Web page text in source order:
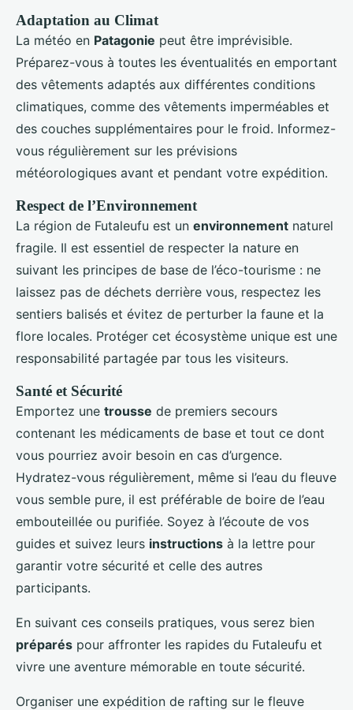
Adaptation au Climat
La météo en Patagonie peut être imprévisible.
Préparez-vous à toutes les éventualités en emportant
des vêtements adaptés aux différentes conditions
climatiques, comme des vêtements imperméables et
des couches supplémentaires pour le froid. Informez-
vous régulièrement sur les prévisions
météorologiques avant et pendant votre expédition.
Respect de l’Environnement
La région de Futaleufu est un environnement naturel
fragile. Il est essentiel de respecter la nature en
suivant les principes de base de l’éco-tourisme : ne
laissez pas de déchets derrière vous, respectez les
sentiers balisés et évitez de perturber la faune et la
flore locales. Protéger cet écosystème unique est une
responsabilité partagée par tous les visiteurs.
Santé et Sécurité
Emportez une trousse de premiers secours
contenant les médicaments de base et tout ce dont
vous pourriez avoir besoin en cas d’urgence.
Hydratez-vous régulièrement, même si l’eau du fleuve
vous semble pure, il est préférable de boire de l’eau
embouteillée ou purifiée. Soyez à l’écoute de vos
guides et suivez leurs instructions à la lettre pour
garantir votre sécurité et celle des autres
participants.
En suivant ces conseils pratiques, vous serez bien
préparés pour affronter les rapides du Futaleufu et
vivre une aventure mémorable en toute sécurité.
Organiser une expédition de rafting sur le fleuve